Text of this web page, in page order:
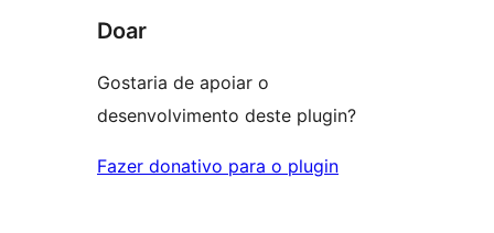
Doar
Gostaria de apoiar o
desenvolvimento deste plugin?
Fazer donativo para o plugin